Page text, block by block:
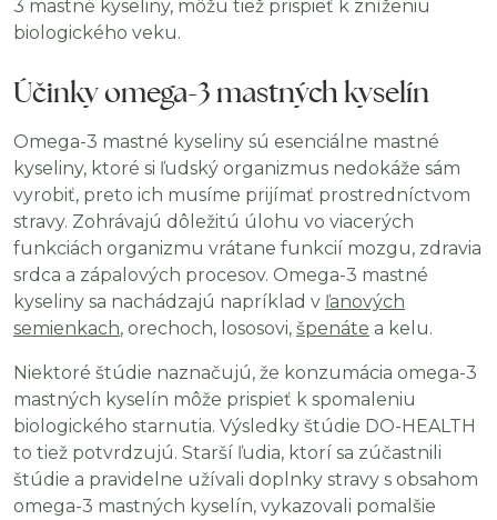
3 mastné kyseliny, môžu tiež prispieť k zníženiu
biologického veku.
Účinky omega-3 mastných kyselín
Omega-3 mastné kyseliny sú esenciálne mastné
kyseliny, ktoré si ľudský organizmus nedokáže sám
vyrobiť, preto ich musíme prijímať prostredníctvom
stravy. Zohrávajú dôležitú úlohu vo viacerých
funkciách organizmu vrátane funkcií mozgu, zdravia
srdca a zápalových procesov. Omega-3 mastné
kyseliny sa nachádzajú napríklad v ľanových
semienkach, orechoch, lososovi, špenáte a kelu.
Niektoré štúdie naznačujú, že konzumácia omega-3
mastných kyselín môže prispieť k spomaleniu
biologického starnutia. Výsledky štúdie DO-HEALTH
to tiež potvrdzujú. Starší ľudia, ktorí sa zúčastnili
štúdie a pravidelne užívali doplnky stravy s obsahom
omega-3 mastných kyselín, vykazovali pomalšie